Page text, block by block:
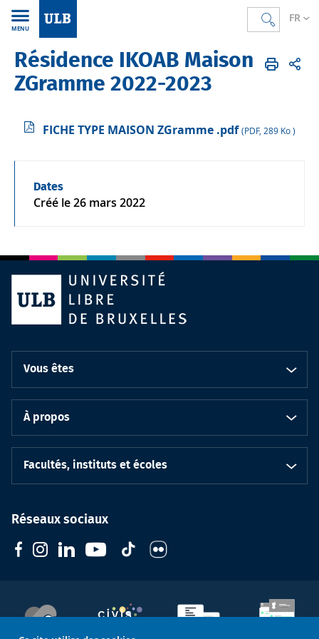
FR
MENU
Accueil FR L'ULB et vous Vie sur les campus Logement
Résidence IKOAB Maison
ZGramme 2022-2023
FICHE TYPE MAISON ZGramme .pdf(PDF, 289 Ko )
Dates
Créé le26 mars 2022
Vous êtes
À propos
Facultés, instituts et écoles
Réseaux sociaux